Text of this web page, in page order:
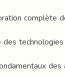
complète